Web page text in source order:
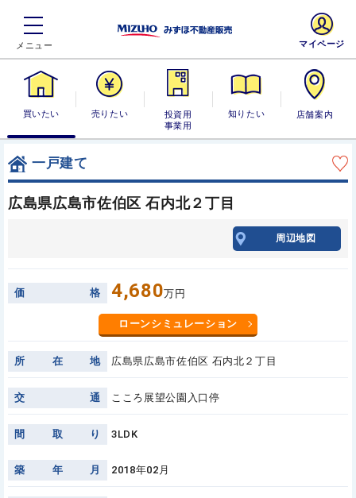
買いたい 売りたい
投資用・事業
用
知りたい 店舗案内
マイページ
一戸建て
広島県広島市佐伯区 石内北２丁目
周辺地図
価 格 4,680万円
ローンシミュレーション
所 在 地 広島県広島市佐伯区 石内北２丁目
交 通 こころ展望公園入口停
間 取 り 3LDK
築 年 月 2018年02月